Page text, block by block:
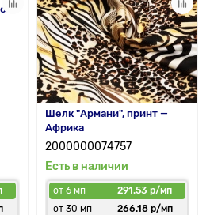
Шелк "Армани", принт —
Африка
2000000074757
Есть в наличии
от 6 мп
291.53 р/мп
от 30 мп
266.18 р/мп